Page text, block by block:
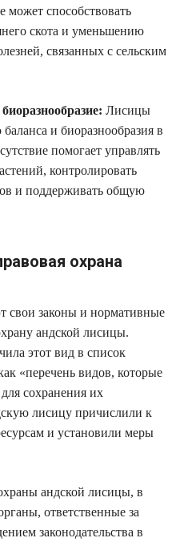
может способствовать
скота и уменьшению
связанных с сельским
Лисицы
и биоразнообразия в
помогает управлять
контролировать
и поддерживать общую
охрана
свои законы и нормативные
андской лисицы.
этот вид в список
«перечень видов, которые
сохранения их
лисицу причислили к
и установили меры
андской лисицы, в
ответственные за
законодательства в